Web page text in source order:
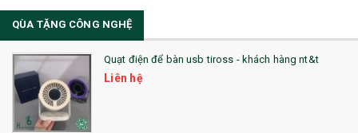
36. QUẠT NHỰA QUẢNG CÁO
QUÀ TẶNG KHUYẾN MẠI
QUÀ TẶNG SX NHANH
QUÀ TẶNG HỘI THẢO
QÙA TẶNG CÔNG NGHỆ
Quạt điện để bàn usb tiross - khách hàng nt&t
Liên hệ